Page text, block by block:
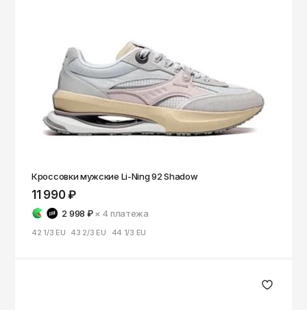
Кроссовки мужские Li-Ning 92 Shadow
11 990 ₽
2 998 ₽ × 4платежа
42 1/3 EU 43 2/3 EU 44 1/3 EU